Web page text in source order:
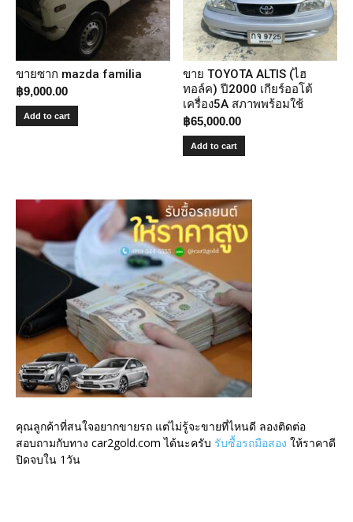
ขายซาก mazda familia
฿9,000.00
Add to cart
ขาย TOYOTA ALTIS (ไฮ
ทอล์ค) ปี2000 เกียร์ออโต้
เครื่อง5A สภาพพร้อมใช้
฿65,000.00
Add to cart
คุณลูกค้าที่สนใจอยากขายรถ แต่ไม่รู้จะขายที่ไหนดี ลองติดต่อ
สอบถามกับทาง car2gold.com ได้นะครับ รับซื้อรถมือสอง ให้ราคาดี
ปิดจบใน 1วัน